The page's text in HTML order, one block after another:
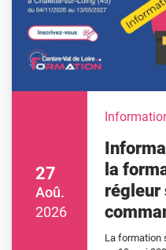
27
Aoû.
2026
la
régleur
La formation